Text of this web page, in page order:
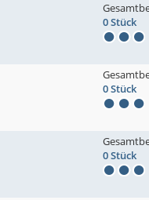
0 Stück
0 Stück
0 Stück